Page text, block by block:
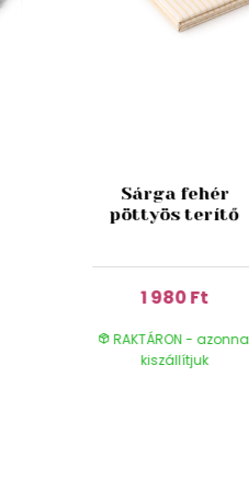
Sárga fehér
pöttyös terítő
1 980 Ft
RAKTÁRON -
kiszállítjuk